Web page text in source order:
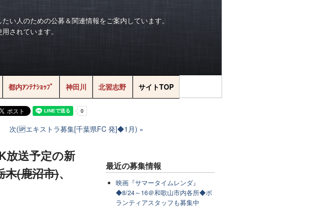
い人のための公募＆関連情報をご案内しています。
されています。
都内ｱﾝﾃﾅｼｮｯﾌﾟ 神田川 北習志野 サイトTOP
次(🆙エキストラ募集[千葉県FC 発]◆1月)
放送予定の新
木(鹿沼市)、
最近の募集情報
映画『サマータイムレンダ』
◆8/24～16＠和歌山市内各所◆ボ
ランティアスタッフも募集中